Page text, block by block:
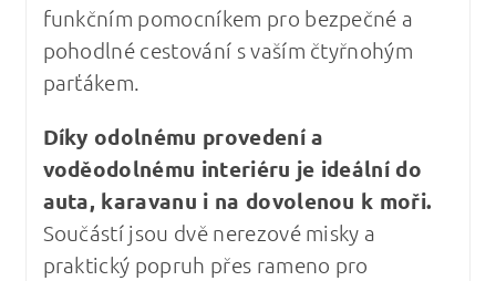
funkčním pomocníkem pro bezpečné a
pohodlné cestování s vaším čtyřnohým
parťákem.
Díky odolnému provedení a
voděodolnému interiéru je ideální do
auta, karavanu i na dovolenou k moři.
Součástí jsou dvě nerezové misky a
praktický popruh přes rameno pro